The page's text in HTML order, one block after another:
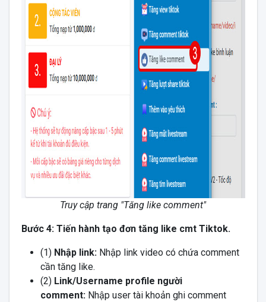
Truy cập trang "Tăng like comment"
Bước 4: Tiến hành tạo đơn tăng like cmt Tiktok.
(1) Nhập link: Nhập link video có chứa comment
cần tăng like.
(2) Link/Username profile người
comment: Nhập user tài khoản ghi comment